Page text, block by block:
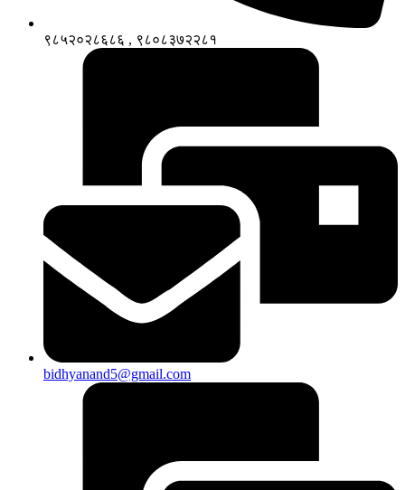
९८५२०२८६८६ , ९८०८३७२२८१
bidhyanand5@gmail.com